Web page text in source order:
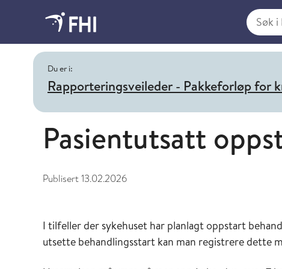
Søk i
Du er i:
Rapporteringsveileder - Pakkeforløp for
Pasientutsatt
Publisert13.02.2026
I tilfeller der sykehuset har planlagt oppstart
utsette behandlingsstart kan man registrere dette